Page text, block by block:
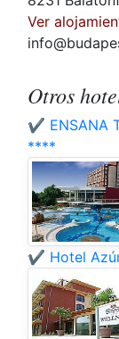
Ver
Otros
✔️ ENSANA
****
✔️ Hotel